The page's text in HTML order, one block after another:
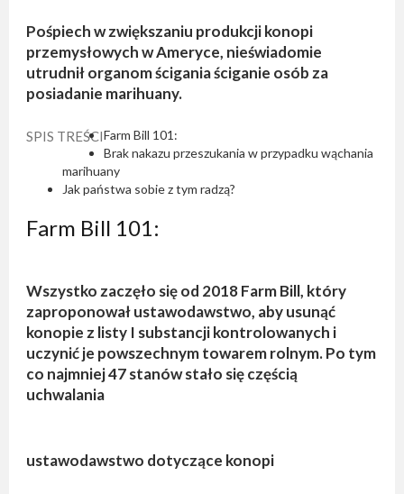
Pośpiech w zwiększaniu produkcji konopi
przemysłowych w Ameryce, nieświadomie
utrudnił organom ścigania ściganie osób za
posiadanie marihuany.
SPIS TREŚCIFarm Bill 101:
Brak nakazu przeszukania w przypadku wąchania
marihuany
Jak państwa sobie z tym radzą?
Farm Bill 101:
Wszystko zaczęło się od 2018 Farm Bill, który
zaproponował ustawodawstwo, aby usunąć
konopie z listy I substancji kontrolowanych i
uczynić je powszechnym towarem rolnym. Po tym
co najmniej 47 stanów stało się częścią
uchwalania
ustawodawstwo dotyczące konopi